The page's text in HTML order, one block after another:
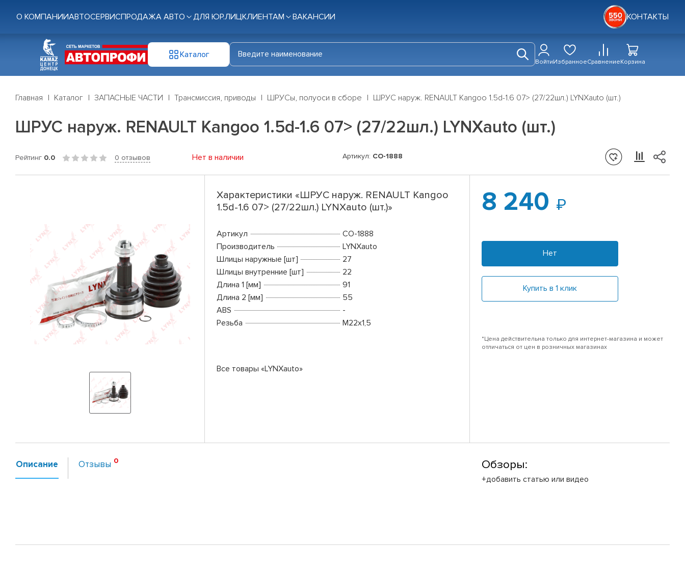
О КОМПАНИИАВТОСЕРВИСПРОДАЖА АВТО ДЛЯ ЮР.ЛИЦКЛИЕНТАМ ВАКАНСИИ КОНТАКТЫ
Каталог
ВойтиИзбранноеСравнениеКорзина
Главная Каталог ЗАПАСНЫЕ ЧАСТИ Трансмиссия, приводы ШРУСы, полуоси в сборе ШРУС наруж. RENAULT Kangoo 1.5d-1.6 07> (27/22шл.) LYNXauto (шт.)
ШРУС наруж. RENAULT Kangoo 1.5d-1.6 07> (27/22шл.) LYNXauto (шт.)
Рейтинг 0.0 0 отзывов Нет в наличии Артикул: CO-1888
Характеристики «ШРУС наруж. RENAULT Kangoo
1.5d-1.6 07> (27/22шл.) LYNXauto (шт.)»
Артикул
CO-1888
Производитель
LYNXauto
Шлицы наружные [шт]
27
Шлицы внутренние [шт]
22
Длина 1 [мм]
91
Длина 2 [мм]
55
ABS
-
Резьба
М22x1,5
Все товары «LYNXauto»
8 240
Нет
Купить в 1 клик
*Цена действительна только для интернет-магазина и может
отличаться от цен в розничных магазинах
Описание Отзывы Обзоры:
+добавить статью или видео